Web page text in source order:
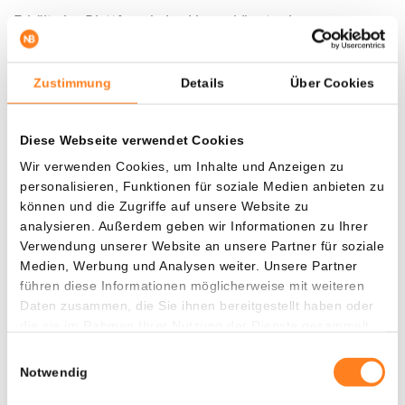
Zustimmung Details Über Cookies
Diese Webseite verwendet Cookies
Wir verwenden Cookies, um Inhalte und Anzeigen zu
personalisieren, Funktionen für soziale Medien anbieten zu
können und die Zugriffe auf unsere Website zu
analysieren. Außerdem geben wir Informationen zu Ihrer
Verwendung unserer Website an unsere Partner für soziale
Medien, Werbung und Analysen weiter. Unsere Partner
führen diese Informationen möglicherweise mit weiteren
Daten zusammen, die Sie ihnen bereitgestellt haben oder
Notwendig
Erhält eine Plattform keine Lizenz, könnte sie gezwungen
werden, in Europa den Betrieb einzustellen. Kunden
müssten dann zu einem anderen Anbieter wechseln.
In Frankreich drohen beim Anbieten von Kryptodiensten
ohne Lizenz bis zu zwei Jahre Haft und eine Geldstrafe von
Bekannte Namen wie Bitget und Binance warten noch auf
die Genehmigung, und laut OKX sind rund 60 Prozent der
europäischen Nutzer noch auf Plattformen ohne MiCA-
Lizenz aktiv.